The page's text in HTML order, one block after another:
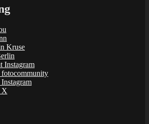
Kruse
Instagram
X